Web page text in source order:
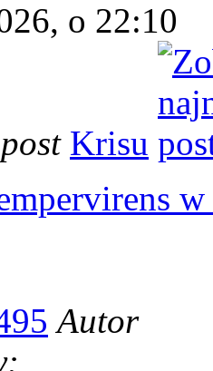
o 22:10
Krisu
Autor